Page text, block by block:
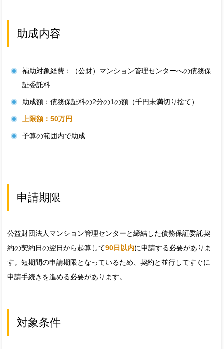
助成内容
補助対象経費：（公財）マンション管理センターへの債務保
証委託料
助成額：債務保証料の2分の1の額（千円未満切り捨て）
上限額：50万円
予算の範囲内で助成
申請期限
公益財団法人マンション管理センターと締結した債務保証委託契
約の契約日の翌日から起算して90日以内に申請する必要がありま
す。短期間の申請期限となっているため、契約と並行してすぐに
申請手続きを進める必要があります。
対象条件